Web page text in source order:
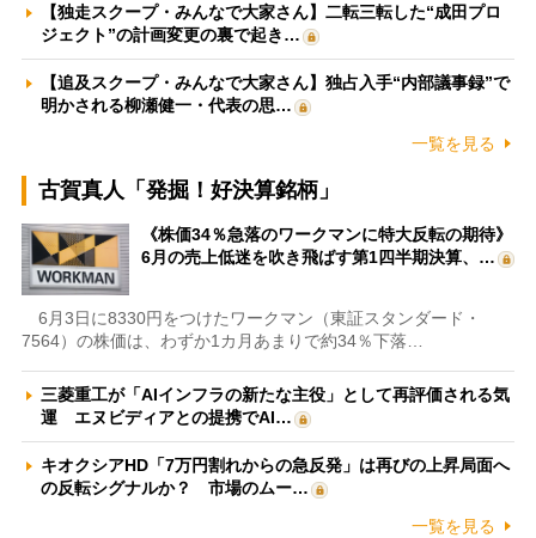
【独走スクープ・みんなで大家さん】二転三転した“成田プロ
ジェクト”の計画変更の裏で起き…
【追及スクープ・みんなで大家さん】独占入手“内部議事録”で
明かされる柳瀬健一・代表の思…
一覧を見る
古賀真人「発掘！好決算銘柄」
《株価34％急落のワークマンに特大反転の期待》
6月の売上低迷を吹き飛ばす第1四半期決算、…
6月3日に8330円をつけたワークマン（東証スタンダード・
7564）の株価は、わずか1カ月あまりで約34％下落…
三菱重工が「AIインフラの新たな主役」として再評価される気
運 エヌビディアとの提携でAI…
キオクシアHD「7万円割れからの急反発」は再びの上昇局面へ
の反転シグナルか？ 市場のムー…
一覧を見る